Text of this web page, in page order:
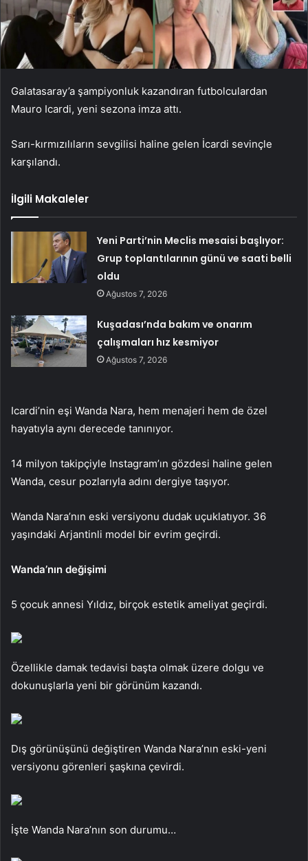
Galatasaray’a şampiyonluk kazandıran futbolculardan
Mauro Icardi, yeni sezona imza attı.
Sarı-kırmızılıların sevgilisi haline gelen İcardi sevinçle
karşılandı.
İlgili Makaleler
Yeni Parti’nin Meclis mesaisi başlıyor:
Grup toplantılarının günü ve saati belli
oldu
Ağustos 7, 2026
Kuşadası’nda bakım ve onarım
çalışmaları hız kesmiyor
Ağustos 7, 2026
Icardi’nin eşi Wanda Nara, hem menajeri hem de özel
hayatıyla aynı derecede tanınıyor.
14 milyon takipçiyle Instagram’ın gözdesi haline gelen
Wanda, cesur pozlarıyla adını dergiye taşıyor.
Wanda Nara’nın eski versiyonu dudak uçuklatıyor. 36
yaşındaki Arjantinli model bir evrim geçirdi.
Wanda’nın değişimi
5 çocuk annesi Yıldız, birçok estetik ameliyat geçirdi.
Özellikle damak tedavisi başta olmak üzere dolgu ve
dokunuşlarla yeni bir görünüm kazandı.
Dış görünüşünü değiştiren Wanda Nara’nın eski-yeni
versiyonu görenleri şaşkına çevirdi.
İşte Wanda Nara’nın son durumu…